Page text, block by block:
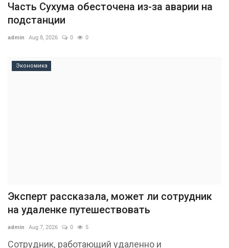
Часть Сухума обесточена из-за аварии на
подстанции
admin Aug 8, 2026 0 0
Экономика
Эксперт рассказала, может ли сотрудник
на удаленке путешествовать
admin Aug 7, 2026 0 5
Сотрудник, работающий удаленно и